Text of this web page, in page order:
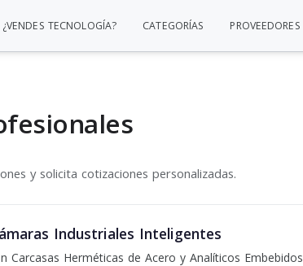
¿VENDES TECNOLOGÍA? CATEGORÍAS PROVEEDORES
y solicita cotizaciones personalizadas.
Industriales Inteligentes
Carcasas Herméticas de Acero y Analíticos Embebidos